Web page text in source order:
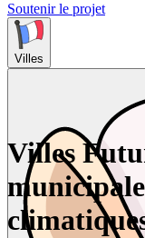
Soutenir le projet
Villes
Villes